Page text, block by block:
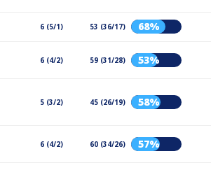
6 (5/1) 53 (36/17) 68%
6 (4/2) 59 (31/28) 53%
5 (3/2) 45 (26/19) 58%
6 (4/2) 60 (34/26) 57%